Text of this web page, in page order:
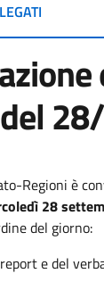
Regioni è
28
del giorno:
e del